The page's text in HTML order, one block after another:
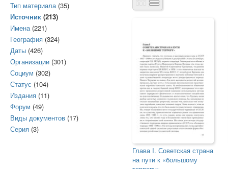
Тип материала(35)
Источник (213)
Имена(221)
География (324)
Даты (426)
Организации (301)
Социум (302)
Статус (104)
Издания (11)
Форум (49)
Виды документов (17)
Серия (3)
Глава I. Советская страна
на пути к «большому